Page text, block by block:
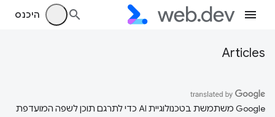
היכנס
Articles
‫Google משתמשת בטכנולוגיית AI כדי לתרגם תוכן לשפה המועדפת